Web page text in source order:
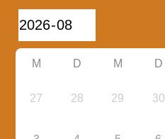
M D M D
27 28 29 30